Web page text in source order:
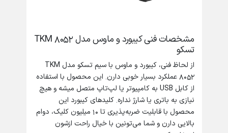
مشخصات فنی کیبورد و ماوس مدل TKM 8052
تسکو
از لحاظ فنی، کیبورد و ماوس با سیم تسکو مدل TKM
8052 عملکرد بسیار خوبی دارن. این محصول با استفاده
از کابل USB به کامپیوتر یا لپ‌تاپ متصل میشه و هیچ
نیازی به باتری یا شارژ نداره. کلیدهای کیبورد این
محصول با قابلیت ضربه‌پذیری تا 10 میلیون کلیک، دوام
بالایی دارن و شما می‌تونین با خیال راحت ازشون